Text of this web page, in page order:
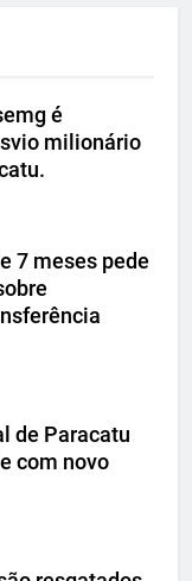
é
milionário
7 meses pede
de Paracatu
com novo